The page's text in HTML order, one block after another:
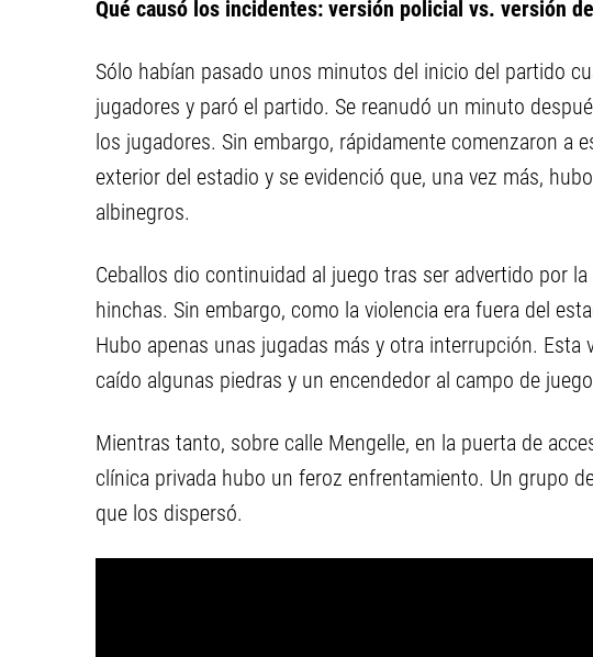
Qué causó los incidentes: versión policial vs. versión
Sólo habían pasado unos minutos del inicio del partido
jugadores y paró el partido. Se reanudó un minuto
los jugadores. Sin embargo, rápidamente comenzaron a
exterior del estadio y se evidenció que, una vez más,
albinegros.
Ceballos dio continuidad al juego tras ser advertido por
hinchas. Sin embargo, como la violencia era fuera del
Hubo apenas unas jugadas más y otra interrupción.
caído algunas piedras y un encendedor al campo de
Mientras tanto, sobre calle Mengelle, en la puerta de
clínica privada hubo un feroz enfrentamiento. Un grupo
que los dispersó.